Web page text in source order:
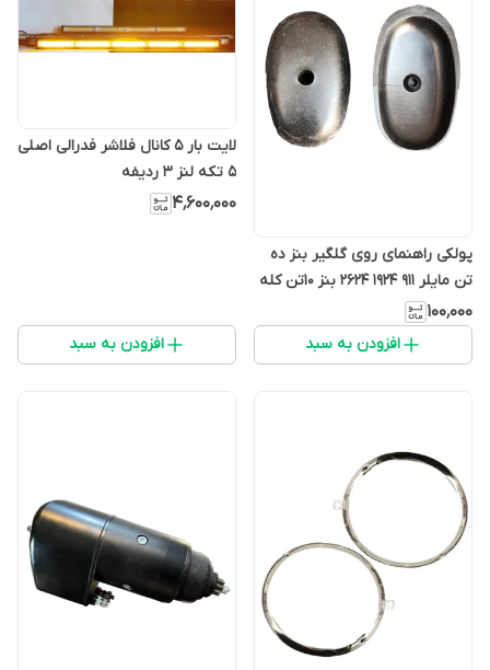
پولکی راهنمای روی گلگیر بنز ده
تن مایلر 911 1924 2624 بنز 10تن کله
زرد (بسته ۲ عددی)
۱۰۰٬۰۰۰
افزودن به سبد
لایت بار 5 کانال فلاشر فدرالی اصلی
5 تکه لنز 3 ردیفه
۴٬۶۰۰٬۰۰۰
افزودن به سبد